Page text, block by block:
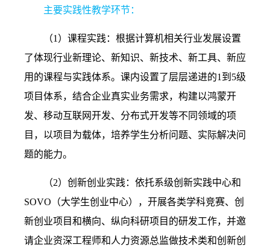
主要实践性教学环节：
（1 ）课程实践：根据计算机相关行业发展设置
了体现行业新理论、新知识、新技术、新工具、新应
用的课程与实践体系。课内设置了层层递进的1 到 5级
项目体系，结合企业真实业务需求，构建以鸿蒙开
发、移动互联网开发、分布式开发等不同领域的项
目，以项目为载体，培养学生分析问题、实际解决问
题的能力。
（2）创新创业实践：依托系级创新实践中心和
SOVO （大学生创业中心），开展各类学科竞赛、创
新创业项目和横向、纵向科研项目的研发工作，并邀
请企业资深工程师和人力资源总监做技术类和创新创